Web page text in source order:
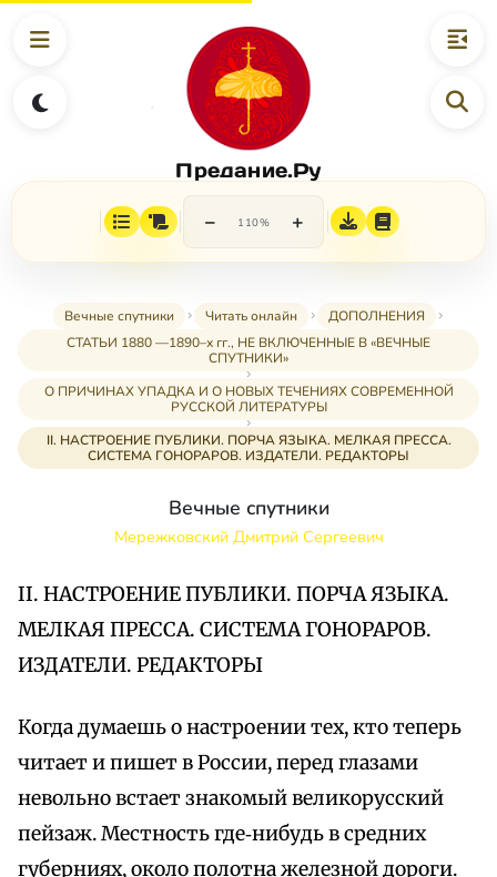
Предание.Ру
− 110% +
Вечные спутники Читать онлайн
ДОПОЛНЕНИЯ
СТАТЬИ 1880 —1890–х гг., НЕ ВКЛЮЧЕННЫЕ В «ВЕЧНЫЕ
СПУТНИКИ»
О ПРИЧИНАХ УПАДКА И О НОВЫХ ТЕЧЕНИЯХ СОВРЕМЕННОЙ
РУССКОЙ ЛИТЕРАТУРЫ
II. НАСТРОЕНИЕ ПУБЛИКИ. ПОРЧА ЯЗЫКА. МЕЛКАЯ ПРЕССА.
СИСТЕМА ГОНОРАРОВ. ИЗДАТЕЛИ. РЕДАКТОРЫ
Вечные спутники
Мережковский Дмитрий Сергеевич
II. НАСТРОЕНИЕ ПУБЛИКИ. ПОРЧА ЯЗЫКА.
МЕЛКАЯ ПРЕССА. СИСТЕМА ГОНОРАРОВ.
ИЗДАТЕЛИ. РЕДАКТОРЫ
Когда думаешь о настроении тех, кто теперь
читает и пишет в России, перед глазами
невольно встает знакомый великорусский
пейзаж. Местность где‑нибудь в средних
губерниях, около полотна железной дороги.